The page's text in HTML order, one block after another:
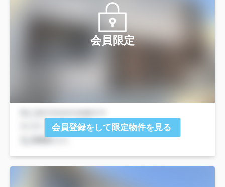
会員限定
会員登録をして限定物件を見る